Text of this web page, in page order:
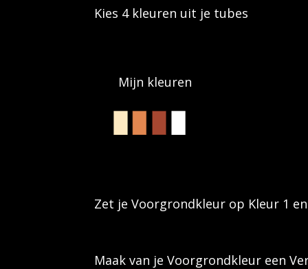
Kies 4 kleuren uit je tubes
Mijn kleuren
Zet je Voorgrondkleur op Kleur 1
Maak van je Voorgrondkleur een